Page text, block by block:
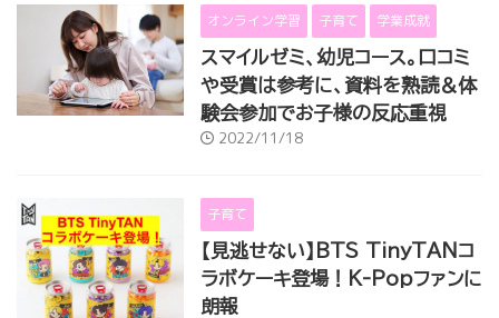
オンライン学習 子育て
学業成就
スマイルゼミ、幼児コース。口コミ
や受賞は参考に、資料を熟読＆体
験会参加でお子様の反応重視
2022/11/18
子育て
【見逃せない】BTS TinyTANコ
ラボケーキ登場！K-Popファンに
朗報